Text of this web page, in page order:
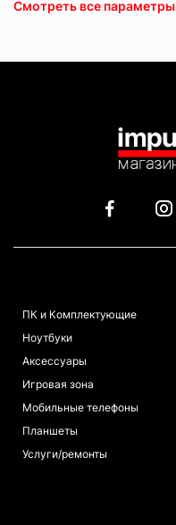
Смотреть все параметры
ПК и Комплектующие
Ноутбуки
Аксессуары
Игровая зона
Мобильные телефоны
Планшеты
Услуги/ремонты